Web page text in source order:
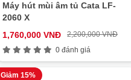
Máy hút mùi âm tủ Cata LF-
2060 X
1,760,000 VNĐ
2,200,000 VNĐ
0 đánh giá
Giảm 15%